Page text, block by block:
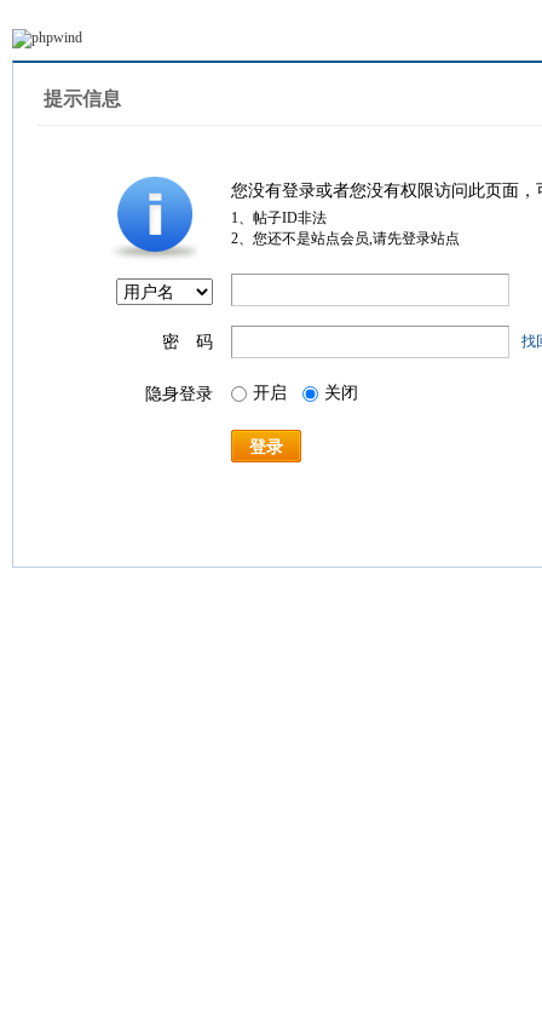
提示信息
您没有登录或者您没有权限访问此页面
1、帖子ID非法
2、您还不是站点会员,请先登录站点
密 码 找
隐身登录 开启 关闭
登录